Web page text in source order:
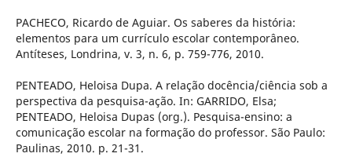
PACHECO, Ricardo de Aguiar. Os saberes da história:
elementos para um currículo escolar contemporâneo.
Antíteses, Londrina, v. 3, n. 6, p. 759-776, 2010.
PENTEADO, Heloisa Dupa. A relação docência/ciência sob a
perspectiva da pesquisa-ação. In: GARRIDO, Elsa;
PENTEADO, Heloisa Dupas (org.). Pesquisa-ensino: a
comunicação escolar na formação do professor. São Paulo:
Paulinas, 2010. p. 21-31.